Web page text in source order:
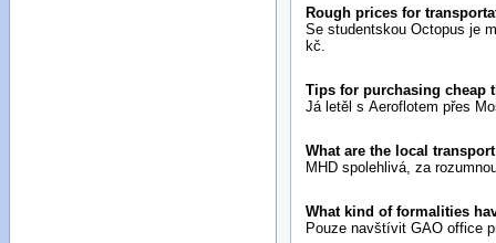
Rough prices for
Se studentskou Octopus je
kč.
Tips for purchasing cheap
Já letěl s Aeroflotem přes
What are the local
MHD spolehlivá, za
What kind of formalities
Pouze navštívit GAO office